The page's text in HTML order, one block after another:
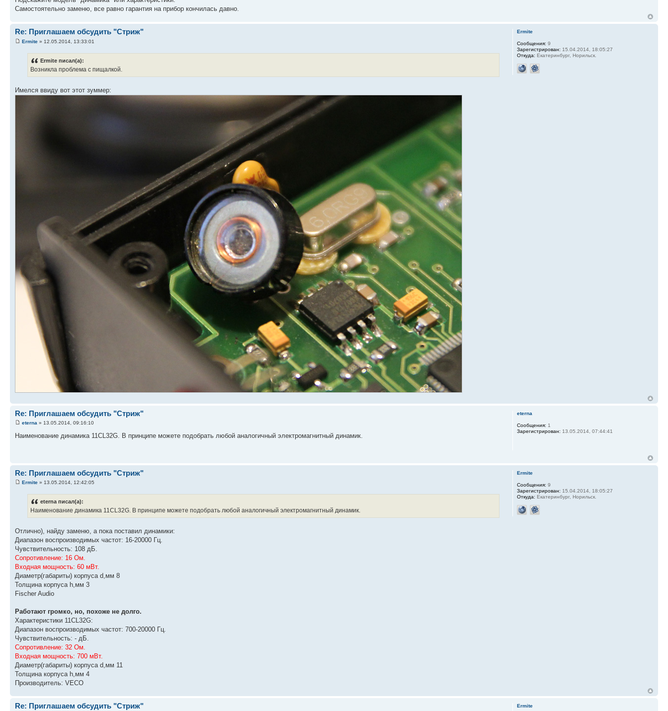
Самостоятельно заменю, все равно гарантия на прибор кончилась давно.
Re: Приглашаем обсудить "Стриж"
Ermite » 12.05.2014, 13:33:01
Ermite писал(а):
Возникла проблема с пищалкой.
Имелся ввиду вот этот зуммер:
Ermite
Сообщения: 9
Зарегистрирован: 15.04.2014, 18:05:27
Откуда: Екатеринбург, Норильск.
Re: Приглашаем обсудить "Стриж"
eterna » 13.05.2014, 09:16:10
Наименование динамика 11CL32G. В принципе можете подобрать любой аналогичный электромагнитный динамик.
eterna
Сообщения: 1
Зарегистрирован: 13.05.2014, 07:44:41
Re: Приглашаем обсудить "Стриж"
Ermite » 13.05.2014, 12:42:05
eterna писал(а):
Наименование динамика 11CL32G. В принципе можете подобрать любой аналогичный электромагнитный динамик.
Отлично), найду заменю, а пока поставил динамики:
Диапазон воспроизводимых частот: 16-20000 Гц.
Чувствительность: 108 дБ.
Сопротивление: 16 Ом.
Входная мощность: 60 мВт.
Диаметр(габариты) корпуса d,мм 8
Толщина корпуса h,мм 3
Fischer Audio
Работают громко, но, похоже не долго.
Характеристики 11CL32G:
Диапазон воспроизводимых частот: 700-20000 Гц.
Чувствительность: - дБ.
Сопротивление: 32 Ом.
Входная мощность: 700 мВт.
Диаметр(габариты) корпуса d,мм 11
Толщина корпуса h,мм 4
Производитель: VECO
Ermite
Сообщения: 9
Зарегистрирован: 15.04.2014, 18:05:27
Откуда: Екатеринбург, Норильск.
Re: Приглашаем обсудить "Стриж" Ermite